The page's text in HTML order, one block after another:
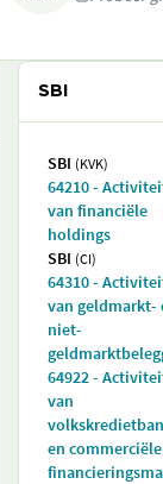
SBI
SBI (KVK)
64210 -
van financiële
holdings
SBI (CI)
64310 -
van geldmarkt-
niet-
64922 -
van
en commerciële